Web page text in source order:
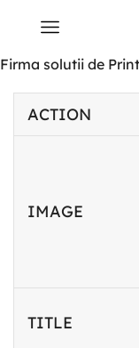
Firma solutii de
ACTION
IMAGE
TITLE